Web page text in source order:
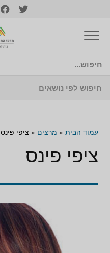
עמוד הבית » מרצים » ציפי פינס
ציפי פינס